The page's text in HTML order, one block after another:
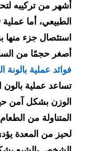
أشهر من تركيبه
الطبيعي، أما
استئصال جزء منها
أصغر حجمًا من
فوائد عملية بالونة
تساعد عملية
الوزن بشكل آمن
المتناولة من
لحيز من المعدة